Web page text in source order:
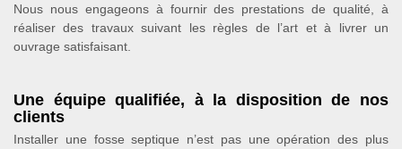
Nous nous engageons à fournir des prestations de qualité, à
réaliser des travaux suivant les règles de l’art et à livrer un
ouvrage satisfaisant.
Une équipe qualifiée, à la disposition de nos
clients
Installer une fosse septique n’est pas une opération des plus